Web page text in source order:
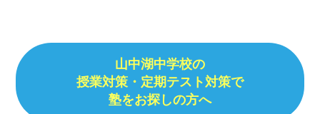
山中湖中学校の
授業対策・定期テスト対策で
塾をお探しの方へ